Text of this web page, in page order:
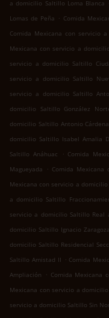
a domicilio Saltillo Loma Blanca
Lomas de Peña . Comida
Comida Mexicana con servicio
Mexicana con servicio a
servicio a domicilio Saltillo
servicio a domicilio Saltillo
servicio a domicilio Saltillo
domicilio Saltillo González
domicilio Saltillo Antonio
domicilio Saltillo Isabel Amalia
Saltillo Anáhuac
. Comida
Magueyada
. Comida
Mexicana con servicio a
a domicilio Saltillo
servicio a domicilio Saltillo Real
domicilio Saltillo Ignacio
domicilio Saltillo Residencial
Saltillo Amistad II . Comida
Ampliación
. Comida Mexicana
Mexicana con servicio a
servicio a domicilio Saltillo Sin